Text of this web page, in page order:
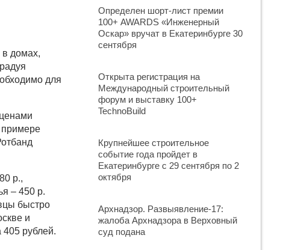
в домах,
для
примере
р.,
– 450 р.
быстро
и
405 рублей.
Определен шорт-лист премии
100+ AWARDS «Инженерный
Оскар» вручат в Екатеринбурге 30
сентября
Открыта регистрация на
Международный строительный
форум и выставку 100+
TechnoBuild
Крупнейшее строительное
событие года пройдет в
Екатеринбурге с 29 сентября по 2
октября
Архнадзор. Развыявление-17:
жалоба Архнадзора в Верховный
суд подана